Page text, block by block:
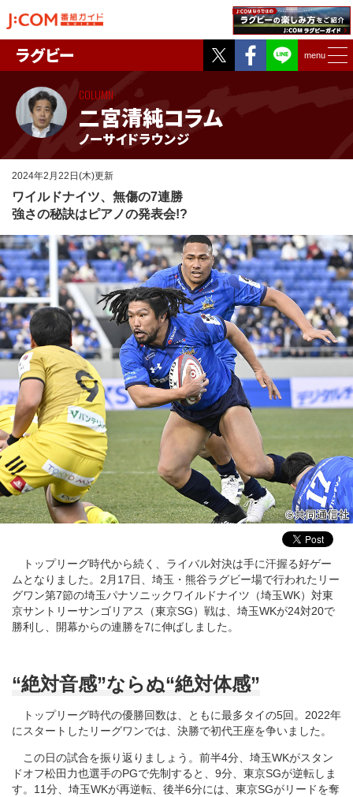
Twitter
Facebook
menu
ラグビー
二宮清純コラム
ノーサイドラウンジ
COLUMN
2024年2月22日(木)更新
ワイルドナイツ、無傷の7連勝
強さの秘訣はピアノの発表会!?
トップリーグ時代から続く、ライバル対決は手に汗握る好ゲー
ムとなりました。2月17日、埼玉・熊谷ラグビー場で行われたリー
グワン第7節の埼玉パナソニックワイルドナイツ（埼玉WK）対東
京サントリーサンゴリアス（東京SG）戦は、埼玉WKが24対20で
勝利し、開幕からの連勝を7に伸ばしました。
“絶対音感”ならぬ“絶対体感”
トップリーグ時代の優勝回数は、ともに最多タイの5回。2022年
にスタートしたリーグワンでは、決勝で初代王座を争いました。
この日の試合を振り返りましょう。前半4分、埼玉WKがスタン
ドオフ松田力也選手のPGで先制すると、9分、東京SGが逆転しま
す。11分、埼玉WKが再逆転、後半6分には、東京SGがリードを奪